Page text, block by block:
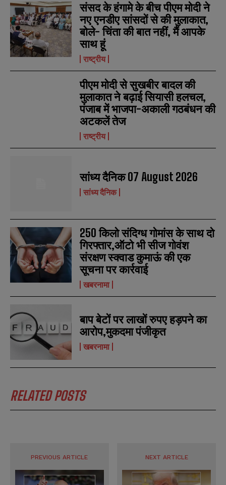
संसद के हंगामे के बीच पीएम मोदी ने
नए एनडीए सांसदों से की मुलाकात,
बोले- चिंता की बात नहीं, मैं आपके
साथ हूं
राष्ट्रीय
पीएम मोदी से सुखबीर बादल की
मुलाकात ने बढ़ाई सियासी हलचल,
पंजाब में भाजपा-अकाली गठबंधन की
अटकलें तेज
राष्ट्रीय
सांध्य दैनिक 07 August 2026
सांध्य दैनिक
250 किलो संदिग्ध गोमांस के साथ दो
गिरफ्तार,ऑटो भी सीज गोवंश
संरक्षण स्क्वाड कुमाऊं की एक
सूचना पर कार्रवाई
खबरनामा
बाप बेटों पर लाखों रुपए हड़पने का
आरोप,मुकदमा पंजीकृत
खबरनामा
RELATED POSTS
PREVIOUS ARTICLE NEXT ARTICLE